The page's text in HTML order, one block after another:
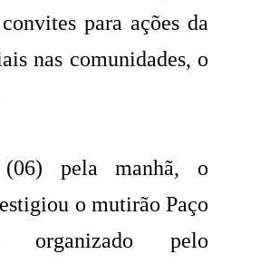
para ações da
nas comunidades, o
pela manhã, o
o mutirão Paço
organizado pelo